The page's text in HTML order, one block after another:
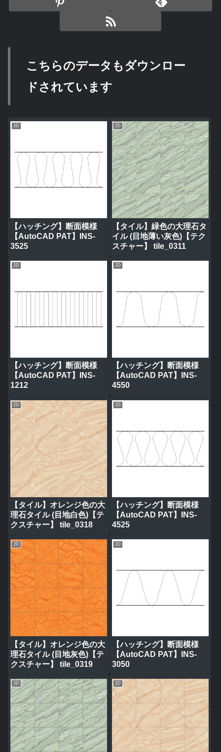
こちらのデータもダウンロー
ドされています
2D
【ハッチング】断面模様
【AutoCAD PAT】INS-
3525
2D
【タイル】緑色の大理石タ
イル (目地薄い灰色)【テク
スチャー】 tile_0311
2D
【ハッチング】断面模様
【AutoCAD PAT】INS-
1212
2D
【ハッチング】断面模様
【AutoCAD PAT】INS-
4550
2D
【タイル】オレンジ色の大
理石タイル (目地白色)【テ
クスチャー】 tile_0318
2D
【ハッチング】断面模様
【AutoCAD PAT】INS-
4525
2D
【タイル】オレンジ色の大
理石タイル (目地灰色)【テ
クスチャー】 tile_0319
2D
【ハッチング】断面模様
【AutoCAD PAT】INS-
3050
2D 2D